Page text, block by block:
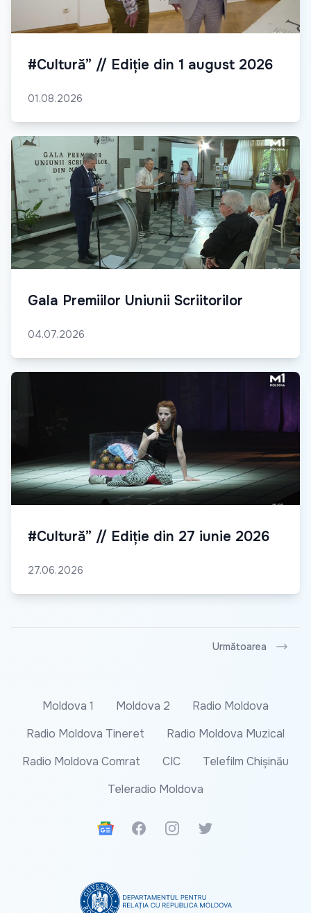
#Cultură” // Ediție din 1 august 2026
01.08.2026
Gala Premiilor Uniunii Scriitorilor
04.07.2026
#Cultură” // Ediție din 27 iunie 2026
27.06.2026
Următoarea
Moldova 1 Moldova 2
Radio Moldova
Radio Moldova Tineret
Radio Moldova Muzical
Radio Moldova Comrat
CIC
Telefilm Chișinău
Teleradio Moldova
Google News
FacebookInstagramTwitter